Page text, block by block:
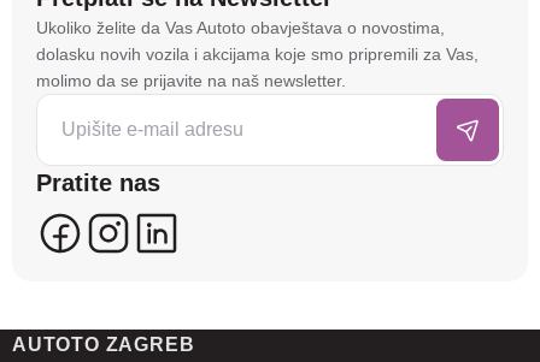
Ukoliko želite da Vas Autoto obavještava o novostima,
dolasku novih vozila i akcijama koje smo pripremili za Vas,
molimo da se prijavite na naš newsletter.
Pratite nas
AUTOTO ZAGREB
Na stranici
tehnologije kako bismo spremali i pristupali
informacijama na vašem uređaju. To nam omogućuje
da poboljšamo funkcionalnost stranice, analiziramo
posjećenost te prikazujemo personalizirane oglase i
sadržaje koji bi vas mogli zanimati. U tu svrhu mogu
se kreirati korisnički profili koji povezuju podatke s
više uređaja i web lokacija. Naši partneri također
koriste ove tehnologije.
ispravno funkcioniranje stranice. Odabirom